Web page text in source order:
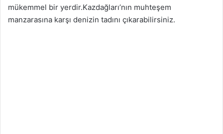
mükemmel bir yerdir.Kazdağları’nın muhteşem
manzarasına karşı denizin tadını çıkarabilirsiniz.